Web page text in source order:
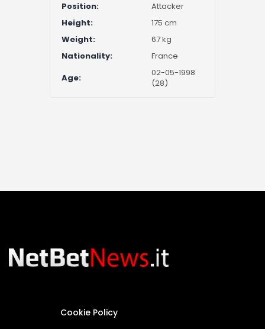
Position:
Attacker
Height:
175 cm
Weight:
67 kg
Nationality:
France
Age:
02-05-1998
(28)
Cookie Policy